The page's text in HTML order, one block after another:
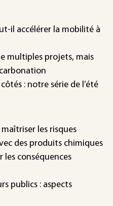
il accélérer la mobilité à
multiples projets, mais
: notre série de l’été
les risques
des produits chimiques
les conséquences
publics : aspects